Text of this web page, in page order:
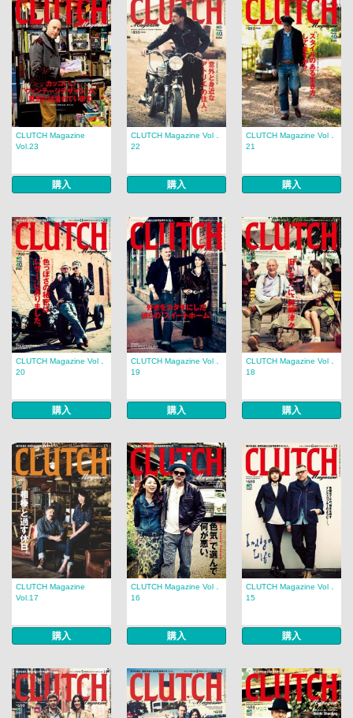
CLUTCH Magazine
Vol.23
購入
CLUTCH Magazine Vol．
22
購入
CLUTCH Magazine Vol．
21
購入
CLUTCH Magazine Vol．
20
購入
CLUTCH Magazine Vol．
19
購入
CLUTCH Magazine Vol．
18
購入
CLUTCH Magazine
Vol.17
購入
CLUTCH Magazine Vol．
16
購入
CLUTCH Magazine Vol．
15
購入